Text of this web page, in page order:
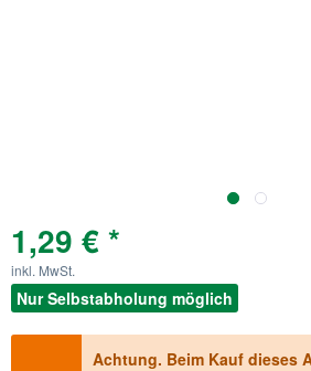
1,29 € *
inkl. MwSt.
Nur Selbstabholung möglich
Achtung. Beim Kauf dieses